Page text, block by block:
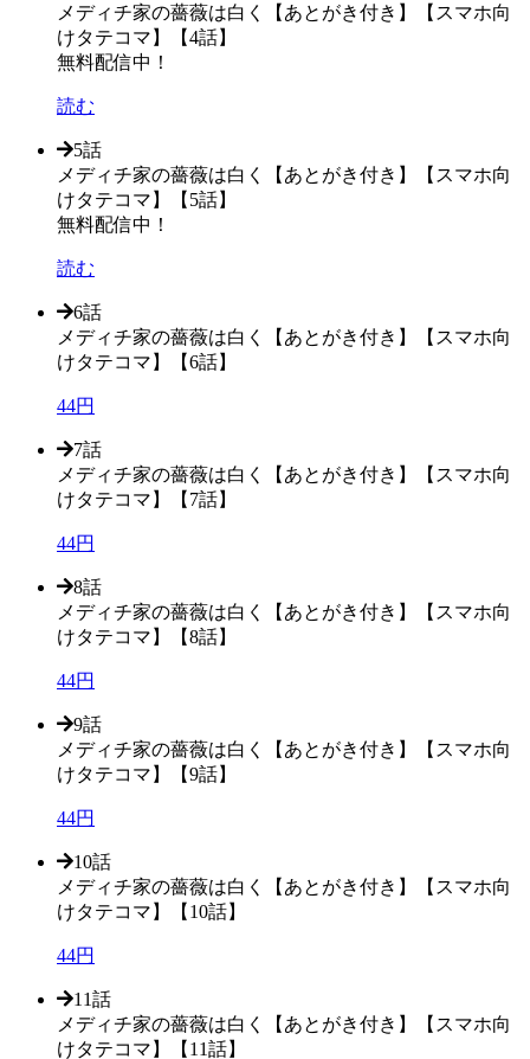
メディチ家の薔薇は白く【あとがき付き】【スマホ向
けタテコマ】【4話】
無料配信中！
読む
5話
メディチ家の薔薇は白く【あとがき付き】【スマホ向
けタテコマ】【5話】
無料配信中！
読む
6話
メディチ家の薔薇は白く【あとがき付き】【スマホ向
けタテコマ】【6話】
44円
7話
メディチ家の薔薇は白く【あとがき付き】【スマホ向
けタテコマ】【7話】
44円
8話
メディチ家の薔薇は白く【あとがき付き】【スマホ向
けタテコマ】【8話】
44円
9話
メディチ家の薔薇は白く【あとがき付き】【スマホ向
けタテコマ】【9話】
44円
10話
メディチ家の薔薇は白く【あとがき付き】【スマホ向
けタテコマ】【10話】
44円
11話
メディチ家の薔薇は白く【あとがき付き】【スマホ向
けタテコマ】【11話】